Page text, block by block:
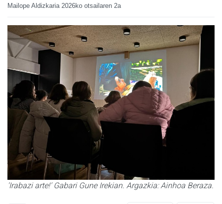
Mailope Aldizkaria 2026ko otsailaren 2a
'Irabazi arte!' Gabari Gune Irekian. Argazkia: Ainhoa Beraza.